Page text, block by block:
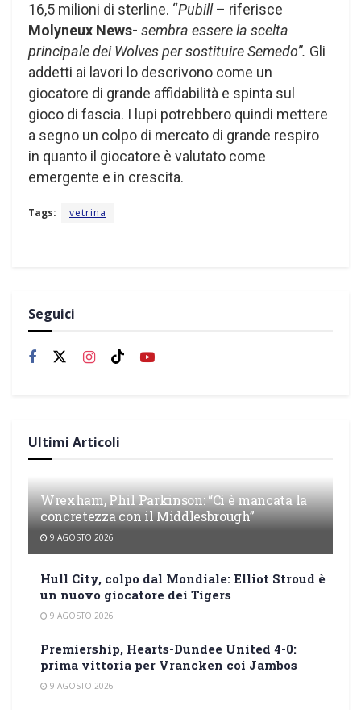
16,5 milioni di sterline. “Pubill– riferisce
Molyneux News- sembra essere la scelta
principale dei Wolves per sostituire Semedo”. Gli
addetti ai lavori lo descrivono come un
giocatore di grande affidabilità e spinta sul
gioco di fascia. I lupi potrebbero quindi mettere
a segno un colpo di mercato di grande respiro
in quanto il giocatore è valutato come
emergente e in crescita.
Tags: vetrina
Seguici
Ultimi Articoli
Wrexham, Phil Parkinson: “Ci è mancata la
concretezza con il Middlesbrough”
9 AGOSTO 2026
Hull City, colpo dal Mondiale: Elliot Stroud è
un nuovo giocatore dei Tigers
9 AGOSTO 2026
Premiership, Hearts-Dundee United 4-0:
prima vittoria per Vrancken coi Jambos
9 AGOSTO 2026